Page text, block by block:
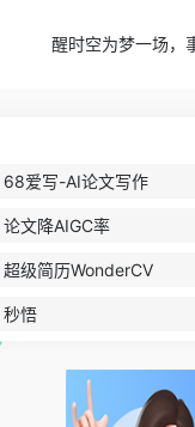
醒时空为梦一场，
68爱写-AI论文写作
论文降AIGC率
超级简历WonderCV
秒悟